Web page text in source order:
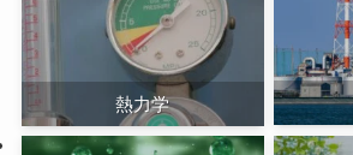
熱力学